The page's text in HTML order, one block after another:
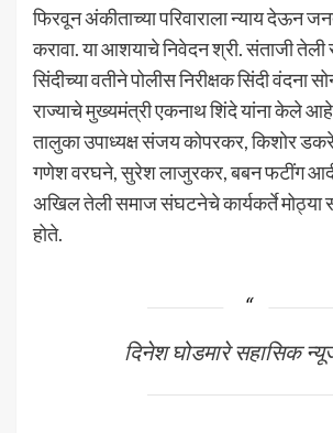
फिरवून अंकीताच्या परिवाराला न्याय देऊन
करावा. या आशयाचे निवेदन श्री. संताजी
सिंदीच्या वतीने पोलीस निरीक्षक सिंदी वंदना
राज्याचे मुख्यमंत्री एकनाथ शिंदे यांना केले
तालुका उपाध्यक्ष संजय कोपरकर, किशोर
गणेश वरघने, सुरेश लाजुरकर, बबन फटींग
अखिल तेली समाज संघटनेचे कार्यकर्ते
होते.
दिनेश घोडमारे सहासिक